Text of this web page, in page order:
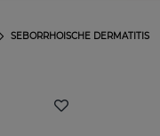
SEBORRHOISCHE DERMATITIS